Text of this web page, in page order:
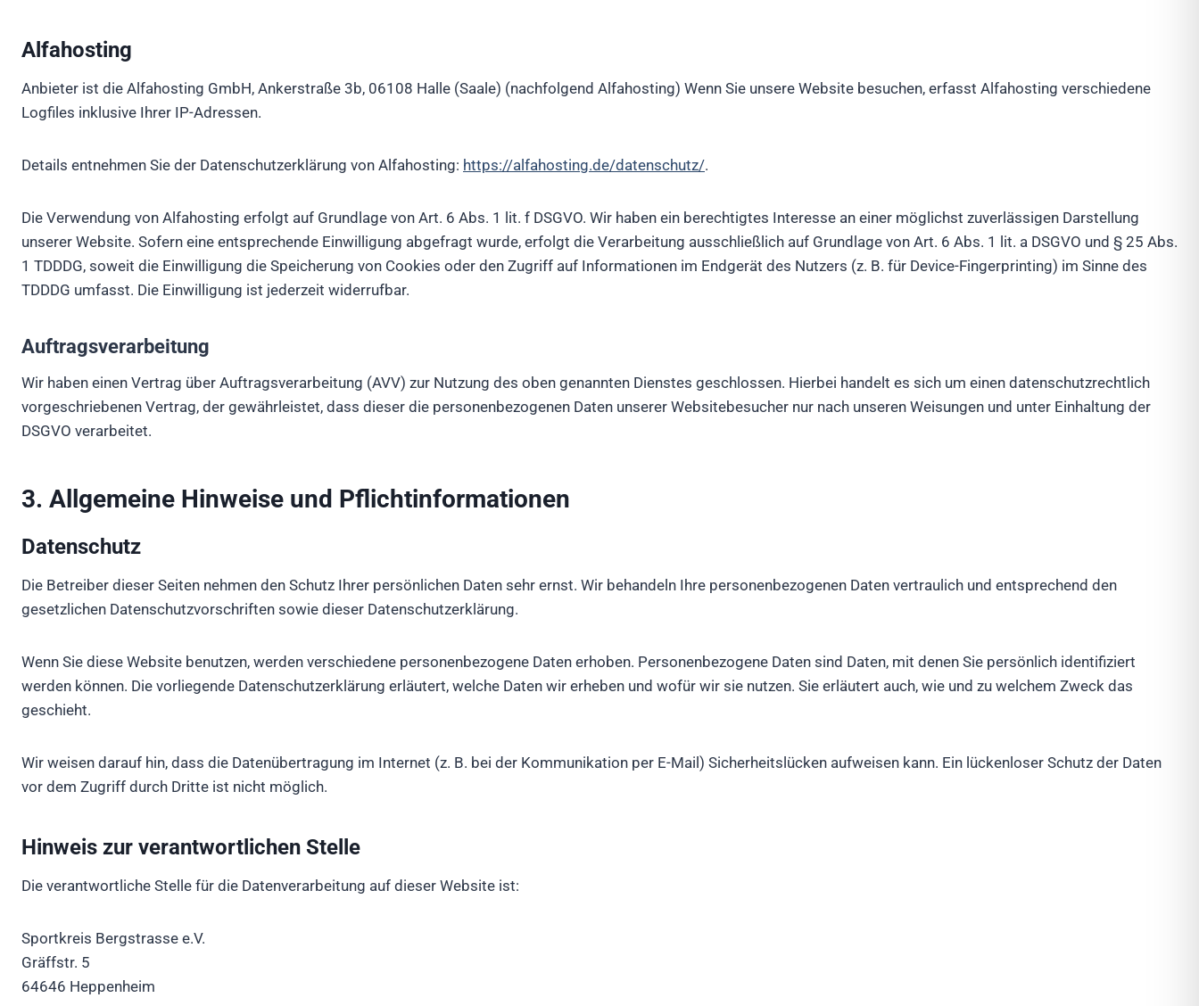
Alfahosting
Anbieter ist die Alfahosting GmbH, Ankerstraße 3b, 06108 Halle (Saale) (nachfolgend Alfahosting) Wenn Sie unsere Website besuchen, erfasst Alfahosting verschiedene
Logfiles inklusive Ihrer IP-Adressen.
Details entnehmen Sie der Datenschutzerklärung von Alfahosting: https://alfahosting.de/datenschutz/.
Die Verwendung von Alfahosting erfolgt auf Grundlage von Art. 6 Abs. 1 lit. f DSGVO. Wir haben ein berechtigtes Interesse an einer möglichst zuverlässigen Darstellung
unserer Website. Sofern eine entsprechende Einwilligung abgefragt wurde, erfolgt die Verarbeitung ausschließlich auf Grundlage von Art. 6 Abs. 1 lit. a DSGVO und § 25 Abs.
1 TDDDG, soweit die Einwilligung die Speicherung von Cookies oder den Zugriff auf Informationen im Endgerät des Nutzers (z. B. für Device-Fingerprinting) im Sinne des
TDDDG umfasst. Die Einwilligung ist jederzeit widerrufbar.
Auftragsverarbeitung
Wir haben einen Vertrag über Auftragsverarbeitung (AVV) zur Nutzung des oben genannten Dienstes geschlossen. Hierbei handelt es sich um einen datenschutzrechtlich
vorgeschriebenen Vertrag, der gewährleistet, dass dieser die personenbezogenen Daten unserer Websitebesucher nur nach unseren Weisungen und unter Einhaltung der
DSGVO verarbeitet.
3. Allgemeine Hinweise und Pflicht­informationen
Datenschutz
Die Betreiber dieser Seiten nehmen den Schutz Ihrer persönlichen Daten sehr ernst. Wir behandeln Ihre personenbezogenen Daten vertraulich und entsprechend den
gesetzlichen Datenschutzvorschriften sowie dieser Datenschutzerklärung.
Wenn Sie diese Website benutzen, werden verschiedene personenbezogene Daten erhoben. Personenbezogene Daten sind Daten, mit denen Sie persönlich identifiziert
werden können. Die vorliegende Datenschutzerklärung erläutert, welche Daten wir erheben und wofür wir sie nutzen. Sie erläutert auch, wie und zu welchem Zweck das
geschieht.
Wir weisen darauf hin, dass die Datenübertragung im Internet (z. B. bei der Kommunikation per E-Mail) Sicherheitslücken aufweisen kann. Ein lückenloser Schutz der Daten
vor dem Zugriff durch Dritte ist nicht möglich.
Hinweis zur verantwortlichen Stelle
Die verantwortliche Stelle für die Datenverarbeitung auf dieser Website ist:
Sportkreis Bergstrasse e.V.
Gräffstr. 5
64646 Heppenheim